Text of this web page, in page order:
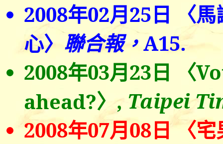
2008年02月25日 〈
心〉 聯合報，A15.
2008年03月23日 〈
ahead?〉 , Taipei
2008年07月08日〈宅